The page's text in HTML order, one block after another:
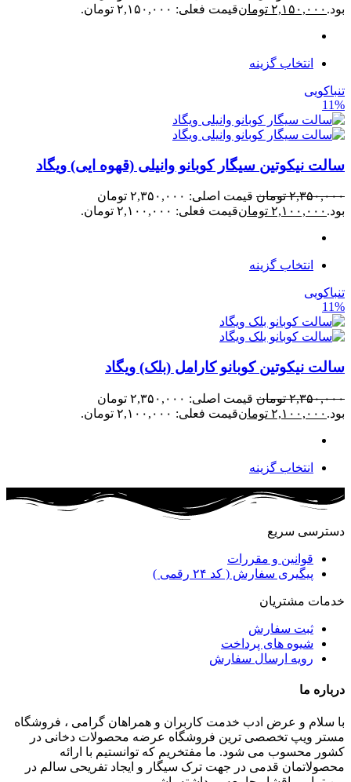
بود. ۲,۱۵۰,۰۰۰ تومانقیمت فعلی: ۲,۱۵۰,۰۰۰ تومان.
انتخاب گزینه
تنباکویی
11%
سالت نیکوتین سیگار کوبانو وانیلی (قهوه ایی) ویگاد
۲,۳۵۰,۰۰۰ تومان
قیمت اصلی: ۲,۳۵۰,۰۰۰ تومان
بود. ۲,۱۰۰,۰۰۰ تومانقیمت فعلی: ۲,۱۰۰,۰۰۰ تومان.
انتخاب گزینه
تنباکویی
11%
سالت نیکوتین کوبانو کارامل (بلک) ویگاد
۲,۳۵۰,۰۰۰ تومان
قیمت اصلی: ۲,۳۵۰,۰۰۰ تومان
بود. ۲,۱۰۰,۰۰۰ تومانقیمت فعلی: ۲,۱۰۰,۰۰۰ تومان.
انتخاب گزینه
دسترسی سریع
قوانین و مقررات
پیگیری سفارش ( کد ۲۴ رقمی )
خدمات مشتریان
ثبت سفارش
شیوه های پرداخت
رویه ارسال سفارش
درباره ما
با سلام و عرض ادب خدمت کاربران و همراهان گرامی ، فروشگاه
مستر ویپ تخصصی ترین فروشگاه عرضه محصولات دخانی در
کشور محسوب می شود. ما مفتخریم که توانستیم با ارائه
محصولاتمان قدمی در جهت ترک سیگار و ایجاد تفریحی سالم در